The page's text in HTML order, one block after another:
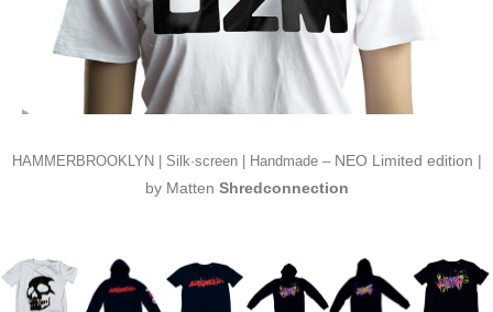
HAMMERBROOKLYN | Silk·screen | Handmade – NEO Limited edition |
by Matten Shredconnection